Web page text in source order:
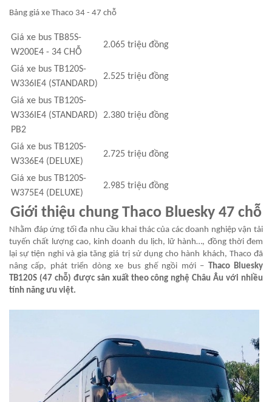
Bảng giá xe Thaco 34 - 47 chỗ
Giá xe bus TB85S-
W200E4 - 34 CHỖ
2.065 triệu đồng
Giá xe bus TB120S-
W336IE4 (STANDARD)
2.525 triệu đồng
Giá xe bus TB120S-
W336IE4 (STANDARD)
PB2
2.380 triệu đồng
Giá xe bus TB120S-
W336E4 (DELUXE)
2.725 triệu đồng
Giá xe bus TB120S-
W375E4 (DELUXE)
2.985 triệu đồng
Giới thiệu chung Thaco Bluesky 47 chỗ
Nhằm đáp ứng tối đa nhu cầu khai thác của các doanh nghiệp vận tải
tuyến chất lượng cao, kinh doanh du lịch, lữ hành…, đồng thời đem
lại sự tiện nghi và gia tăng giá trị sử dụng cho hành khách, Thaco đã
nâng cấp, phát triển dòng xe bus ghế ngồi mới – Thaco Bluesky
TB120S (47 chỗ) được sản xuất theo công nghệ Châu Âu với nhiều
tính năng ưu việt.